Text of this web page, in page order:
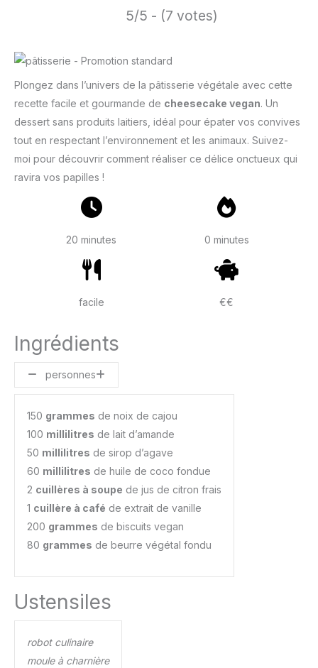
5/5 - (7 votes)
Plongez dans l’univers de la pâtisserie végétale avec cette
recette facile et gourmande de cheesecake vegan. Un
dessert sans produits laitiers, idéal pour épater vos convives
tout en respectant l’environnement et les animaux. Suivez-
moi pour découvrir comment réaliser ce délice onctueux qui
ravira vos papilles !
20 minutes 0 minutes
facile €€
Ingrédients
personnes
150 grammes de noix de cajou
100 millilitres de lait d’amande
50 millilitres de sirop d’agave
60 millilitres de huile de coco fondue
2 cuillères à soupe de jus de citron frais
1 cuillère à café de extrait de vanille
200 grammes de biscuits vegan
80 grammes de beurre végétal fondu
Ustensiles
robot culinaire
moule à charnière